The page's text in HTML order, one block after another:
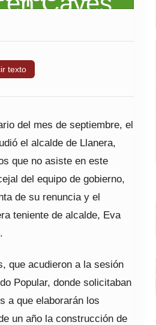
texto
del mes de septiembre, el
el alcalde de Llanera,
que no asiste en este
del equipo de gobierno,
de su renuncia y el
teniente de alcalde, Eva
que acudieron a la sesión
Popular, donde solicitaban
a que elaborarán los
un año la construcción de